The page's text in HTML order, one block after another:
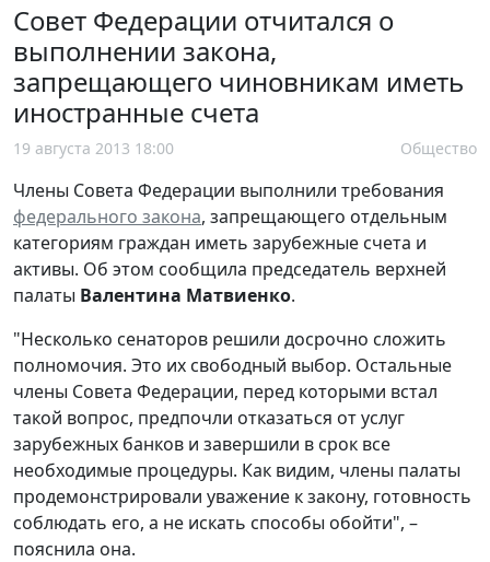
Совет Федерации отчитался о
выполнении закона,
запрещающего чиновникам иметь
иностранные счета
19 августа 2013 18:00 Общество
Члены Совета Федерации выполнили требования
федерального закона, запрещающего отдельным
категориям граждан иметь зарубежные счета и
активы. Об этом сообщила председатель верхней
палаты Валентина Матвиенко.
"Несколько сенаторов решили досрочно сложить
полномочия. Это их свободный выбор. Остальные
члены Совета Федерации, перед которыми встал
такой вопрос, предпочли отказаться от услуг
зарубежных банков и завершили в срок все
необходимые процедуры. Как видим, члены палаты
продемонстрировали уважение к закону, готовность
соблюдать его, а не искать способы обойти", –
пояснила она.